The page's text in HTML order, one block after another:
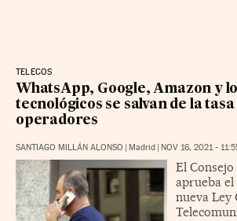
TELECOS
WhatsApp, Google, Amazon y
tecnológicos se salvan de la tasa
operadores
SANTIAGO MILLÁN ALONSO Madrid NOV 16, 2021 -
El
aprueba
nueva Ley